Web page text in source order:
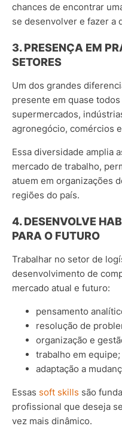
chances de encontrar
se desenvolver e fazer a
3. PRESENÇA EM
SETORES
Um dos grandes
presente em quase
supermercados,
agronegócio, comércios
Essa diversidade amplia
mercado de trabalho,
atuem em organizações
regiões do país.
4. DESENVOLVE
PARA O FUTURO
Trabalhar no setor de
desenvolvimento de
mercado atual e futuro:
pensamento
resolução de
organização e
trabalho em equipe;
adaptação a
Essas soft skills são
profissional que deseja
vez mais dinâmico.